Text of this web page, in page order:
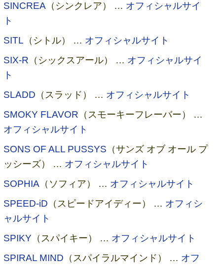
SINCREA （シンクレア） … オフィシャルサイ
ト
SITL （シトル） … オフィシャルサイト
SIX-R （シックスアール） … オフィシャルサイ
ト
SLADD （スラッド） … オフィシャルサイト
SMOKY FLAVOR （スモーキーフレーバー） …
オフィシャルサイト
SONS OF ALL PUSSYS （サンズ オブ オール プ
ッシーズ） … オフィシャルサイト
SOPHIA （ソフィア） … オフィシャルサイト
SPEED-iD （スピードアイディー） … オフィシ
ャルサイト
SPIKY （スパイキー） … オフィシャルサイト
SPIRAL MIND （スパイラルマインド） … オフ